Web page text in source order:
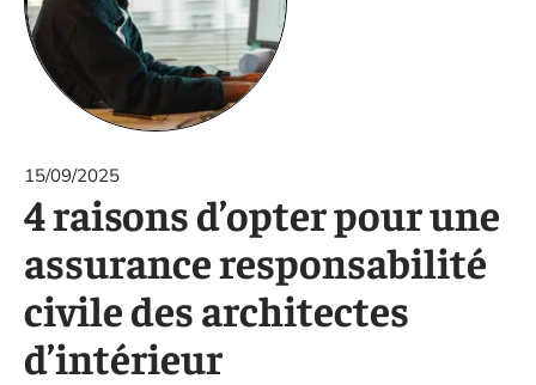
15/09/2025
4 raisons d’opter pour une
assurance responsabilité
civile des architectes
d’intérieur